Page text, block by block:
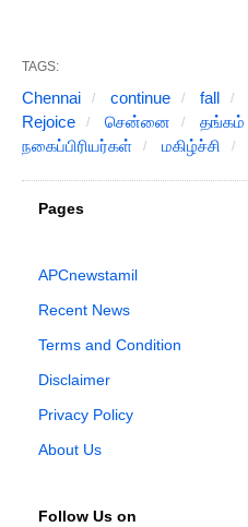
TAGS:
Chennai continue fall
Rejoice
சென்னை தங்கம்
நகைப்பிரியர்கள்
மகிழ்ச்சி
Pages
APCnewstamil
Recent News
Terms and Condition
Disclaimer
Privacy Policy
About Us
Follow Us on